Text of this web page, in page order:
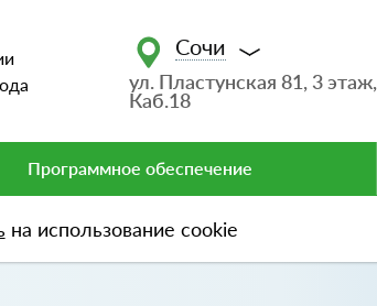
Сочи
ул. Пластунская 81, 3 этаж,
Каб.18
Программное обеспечение
на использование cookie